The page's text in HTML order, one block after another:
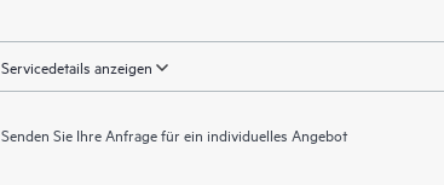
Servicedetails anzeigen
Senden Sie Ihre Anfrage für ein individuelles Angebot